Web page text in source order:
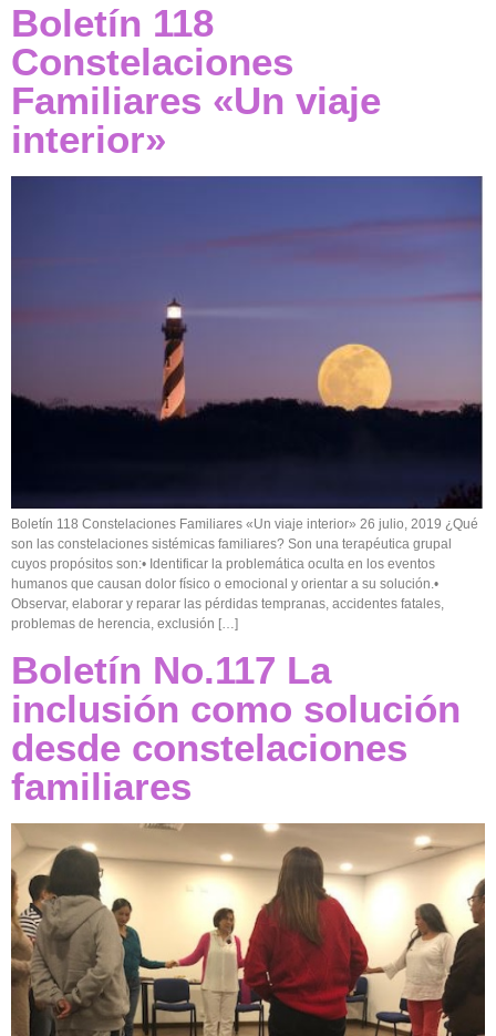
Boletín 118
Constelaciones
Familiares «Un viaje
interior»
Boletín 118 Constelaciones Familiares «Un viaje interior» 26 julio, 2019 ¿Qué
son las constelaciones sistémicas familiares? Son una terapéutica grupal
cuyos propósitos son:• Identificar la problemática oculta en los eventos
humanos que causan dolor físico o emocional y orientar a su solución.•
Observar, elaborar y reparar las pérdidas tempranas, accidentes fatales,
problemas de herencia, exclusión […]
Boletín No.117 La
inclusión como solución
desde constelaciones
familiares